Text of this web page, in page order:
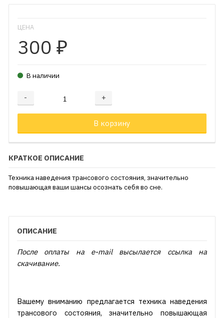
ЦЕНА
300 ₽
В наличии
- +
Добавляется...
В корзину
Добавлен
КРАТКОЕ ОПИСАНИЕ
Техника наведения трансового состояния, значительно
повышающая ваши шансы осознать себя во сне.
ОПИСАНИЕ
После оплаты на e-mail высылается ссылка на
скачивание.
Вашему вниманию предлагается техника наведения
трансового состояния, значительно повышающая